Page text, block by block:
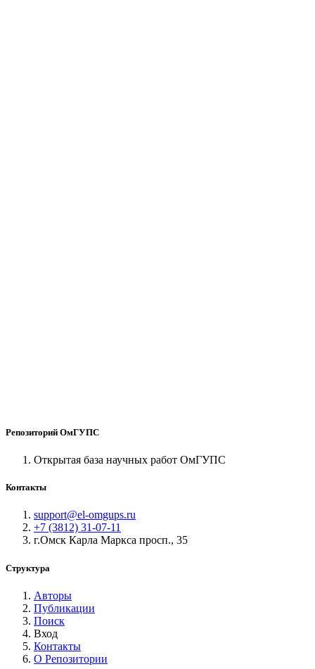
Репозиторий ОмГУПС
Открытая база научных работ ОмГУПС
Контакты
support@el-omgups.ru
+7 (3812) 31-07-11
г.Омск Карла Маркса просп., 35
Структура
Авторы
Публикации
Поиск
Вход
Контакты
О Репозитории